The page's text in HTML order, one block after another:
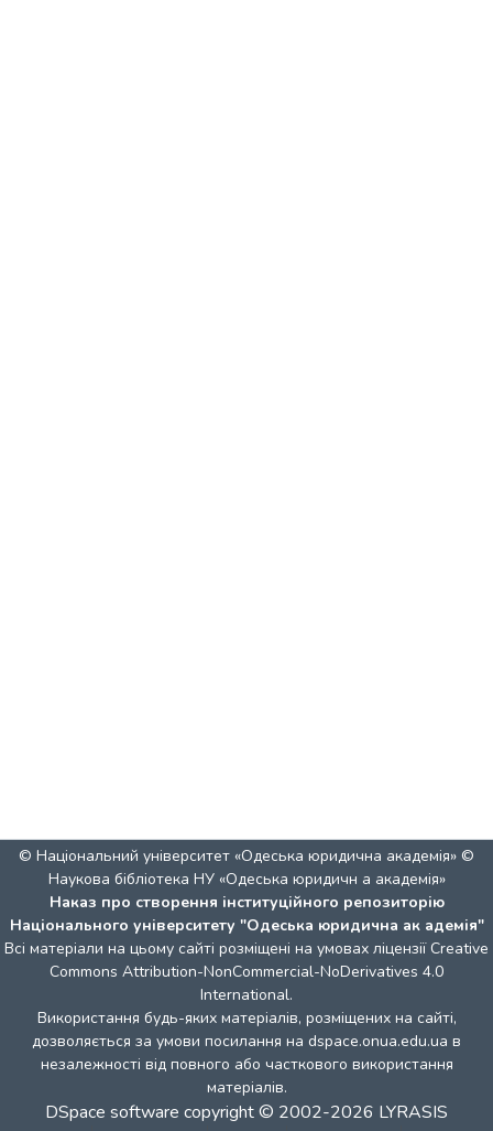
© Національний університет «Одеська юридична академія» ©
Наукова бібліотека НУ «Одеська юридичн а академія»
Наказ про створення інституційного репозиторію
Національного університету "Одеська юридична ак адемія"
Всі матеріали на цьому сайті розміщені на умовах ліцензії Creative
Commons Attribution-NonCommercial-NoDerivatives 4.0
International.
Використання будь-яких матеріалів, розміщених на сайті,
дозволяється за умови посилання на dspace.onua.edu.ua в
незалежності від повного або часткового використання
матеріалів.
DSpace software copyright © 2002-2026 LYRASIS